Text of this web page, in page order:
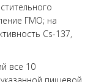
ГМО; на
Cs-137,
все 10